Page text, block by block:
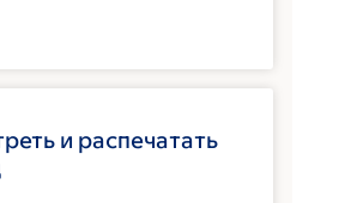
и распечатать